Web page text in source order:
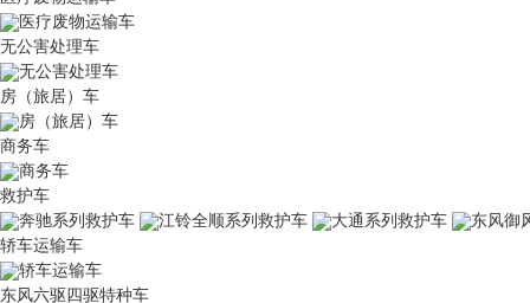
医疗废物运输车
无公害处理车
无公害处理车
房（旅居）车
房（旅居）车
商务车
商务车
救护车
奔驰系列救护车
江铃全顺系列救护车 大通系列救护车
东风御
轿车运输车
轿车运输车
东风六驱四驱特种车